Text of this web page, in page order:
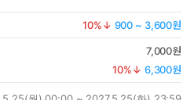
10%↓ 900 ~ 3,600원
7,000원
10%↓ 6,300원